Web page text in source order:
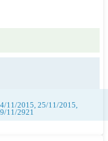
11/2015, 25/11/2015,
11/2921